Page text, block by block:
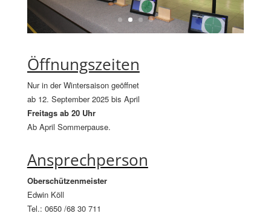
Öffnungszeiten
Nur in der Wintersaison geöffnet
ab 12. September 2025 bis April
Freitags ab 20 Uhr
Ab April Sommerpause.
Ansprechperson
Oberschützenmeister
Edwin Köll
Tel.: 0650 /68 30 711